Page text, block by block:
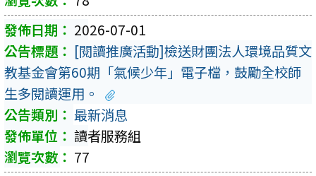
2026-07-01
[閱讀推廣活動]檢送財團法人環境品質文
教基金會第60期「氣候少年」電子檔，鼓勵全校師
生多閱讀運用。
最新消息
讀者服務組
77